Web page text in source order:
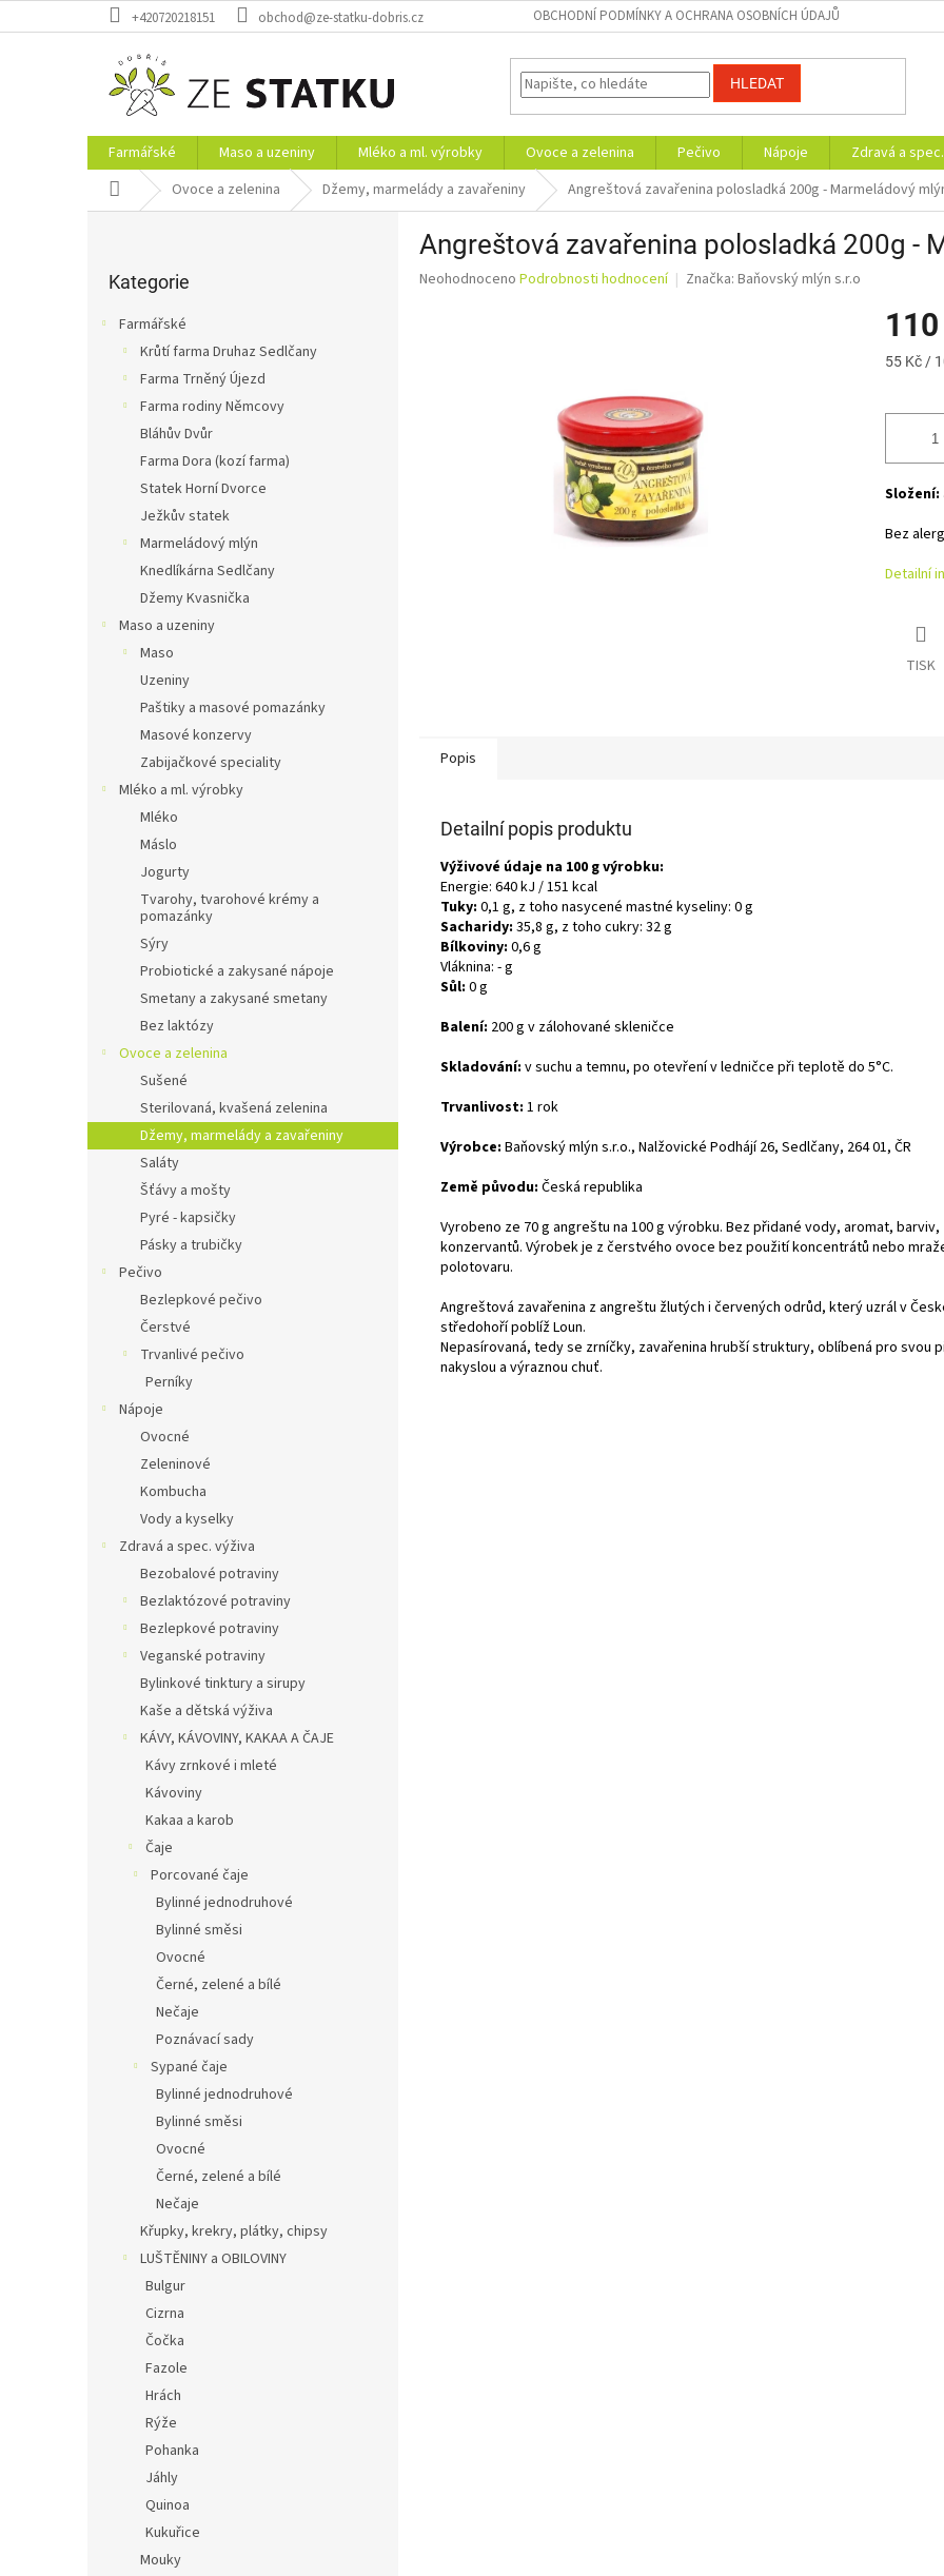
na
+420720218151 obchod@ze-statku-dobris.cz OBCHODNÍ PODMÍNKY A OCHRANA OSOBNÍCH ÚDAJŮ
HLEDAT
Farmářské Maso a uzeniny Mléko a ml. výrobky Ovoce a zelenina Pečivo Nápoje Zdravá a
Domů Ovoce a zelenina Džemy, marmelády a zavařeniny Angreštová zavařenina polosladká 200g - Marmeládový
kategorie
Kategorie
Farmářské
Krůtí farma Druhaz Sedlčany
Farma Trněný Újezd
Farma rodiny Němcovy
Bláhův Dvůr
Farma Dora (kozí farma)
Statek Horní Dvorce
Ježkův statek
Marmeládový mlýn
Knedlíkárna Sedlčany
Džemy Kvasnička
Maso a uzeniny
Maso
Uzeniny
Paštiky a masové pomazánky
Masové konzervy
Zabijačkové speciality
Mléko a ml. výrobky
Mléko
Máslo
Jogurty
Tvarohy, tvarohové krémy a
pomazánky
Sýry
Probiotické a zakysané nápoje
Smetany a zakysané smetany
Bez laktózy
Ovoce a zelenina
Sušené
Sterilovaná, kvašená zelenina
Džemy, marmelády a zavařeniny
Saláty
Šťávy a mošty
Pyré - kapsičky
Pásky a trubičky
Pečivo
Bezlepkové pečivo
Čerstvé
Trvanlivé pečivo
Perníky
Nápoje
Ovocné
Zeleninové
Kombucha
Vody a kyselky
Zdravá a spec. výživa
Bezobalové potraviny
Bezlaktózové potraviny
Bezlepkové potraviny
Veganské potraviny
Bylinkové tinktury a sirupy
Kaše a dětská výživa
KÁVY, KÁVOVINY, KAKAA A ČAJE
Kávy zrnkové i mleté
Kávoviny
Kakaa a karob
Čaje
Porcované čaje
Bylinné jednodruhové
Bylinné směsi
Ovocné
Černé, zelené a bílé
Nečaje
Poznávací sady
Sypané čaje
Bylinné jednodruhové
Bylinné směsi
Ovocné
Černé, zelené a bílé
Nečaje
Křupky, krekry, plátky, chipsy
LUŠTĚNINY a OBILOVINY
Bulgur
Cizrna
Čočka
Fazole
Hrách
Rýže
Pohanka
Jáhly
Quinoa
Kukuřice
Mouky
Angreštová zavařenina polosladká 200g -
Průměrné
Neohodnoceno Podrobnosti hodnocení Značka: Baňovský mlýn s.r.o
Měrná
55 Kč /
Složení:
Bez
Detailní
TISK
Popis
Detailní popis produktu
Výživové údaje na 100 g výrobku:
Energie: 640 kJ / 151 kcal
Tuky: 0,1 g, z toho nasycené mastné kyseliny: 0 g
Sacharidy: 35,8 g, z toho cukry: 32 g
Bílkoviny: 0,6 g
Vláknina: - g
Sůl: 0 g
Balení: 200 g v zálohované skleničce
Skladování: v suchu a temnu, po otevření v ledničce při teplotě do 5°C.
Trvanlivost: 1 rok
Výrobce: Baňovský mlýn s.r.o., Nalžovické Podhájí 26, Sedlčany, 264 01, ČR
Země původu: Česká republika
Vyrobeno ze 70 g angreštu na 100 g výrobku. Bez přidané vody, aromat, barviv,
konzervantů. Výrobek je z čerstvého ovoce bez použití koncentrátů nebo
polotovaru.
Angreštová zavařenina z angreštu žlutých i červených odrůd, který uzrál v
středohoří poblíž Loun.
Nepasírovaná, tedy se zrníčky, zavařenina hrubší struktury, oblíbená pro svou
nakyslou a výraznou chuť.